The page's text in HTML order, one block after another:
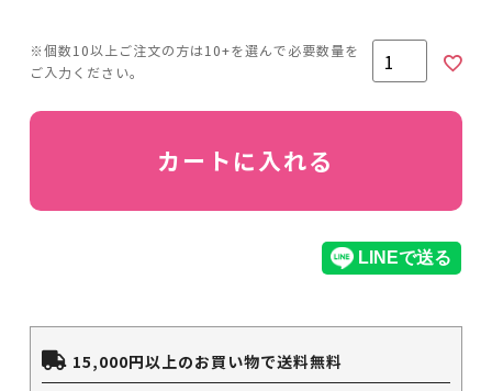
カートに入れる
15,000円以上のお買い物で送料無料